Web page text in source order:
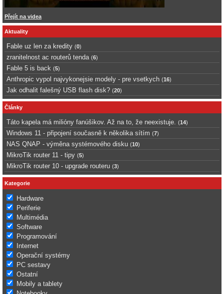
Přejít na videa
Aktuality
Fable uz len za kredity (0)
zranitelnost ac routerů tenda (6)
Fable 5 is back (5)
Anthropic vypol najvykonejsie modely - pre vsetkych (16)
Jak odhalit falešný USB flash disk? (20)
Články
Táto kapela má milióny fanúšikov. Až na to, že neexistuje. (14)
Windows 11 - připojení současně k několika sítím (7)
NAS QNAP - výměna systémového disku (10)
MikroTik router 11 - tipy (5)
MikroTik router 10 - upgrade routeru (3)
Kategorie
Hardware
Periferie
Multimédia
Software
Programování
Internet
Operační systémy
PC sestavy
Ostatní
Mobily a tablety